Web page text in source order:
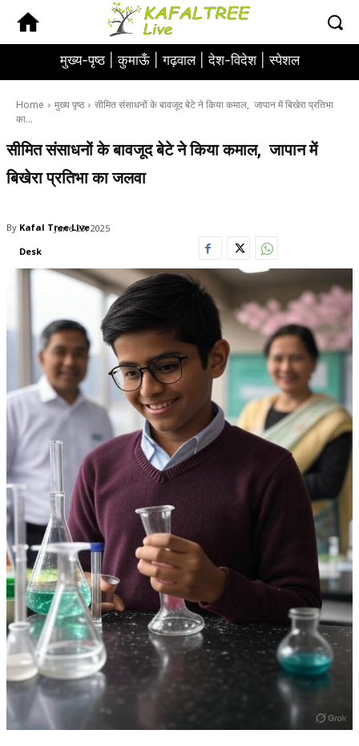
मुख्य-पृष्ठ |कुमाऊँ |गढ़वाल |देश-विदेश |स्पेशल
Home मुख्य पृष्ठ
सीमित संसाधनों के बावजूद बेटे ने किया कमाल, जापान में बिखेरा प्रतिभा
का...
सीमित संसाधनों के बावजूद बेटे ने किया कमाल, जापान में
बिखेरा प्रतिभा का जलवा
By Kafal Tree Live
Desk
June 23, 2025